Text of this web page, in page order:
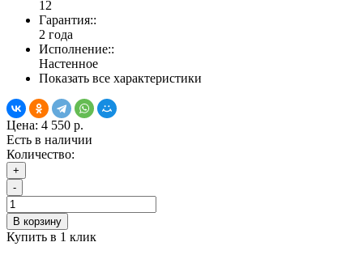
12
Гарантия::
2 года
Исполнение::
Настенное
Показать все характеристики
Цена: 4 550 р.
Есть в наличии
Количество:
+
-
В корзину
Купить в 1 клик